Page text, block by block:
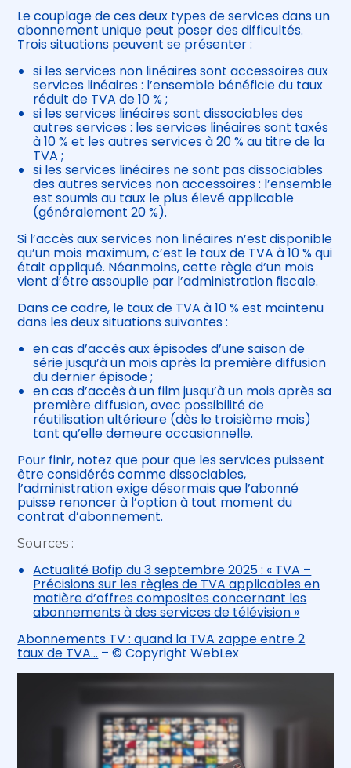
Le couplage de ces deux types de services dans un
abonnement unique peut poser des difficultés.
Trois situations peuvent se présenter :
si les services non linéaires sont accessoires aux
services linéaires : l’ensemble bénéficie du taux
réduit de TVA de 10 % ;
si les services linéaires sont dissociables des
autres services : les services linéaires sont taxés
à 10 % et les autres services à 20 % au titre de la
TVA ;
si les services linéaires ne sont pas dissociables
des autres services non accessoires : l’ensemble
est soumis au taux le plus élevé applicable
(généralement 20 %).
Si l’accès aux services non linéaires n’est disponible
qu’un mois maximum, c’est le taux de TVA à 10 % qui
était appliqué. Néanmoins, cette règle d’un mois
vient d’être assouplie par l’administration fiscale.
Dans ce cadre, le taux de TVA à 10 % est maintenu
dans les deux situations suivantes :
en cas d’accès aux épisodes d’une saison de
série jusqu’à un mois après la première diffusion
du dernier épisode ;
en cas d’accès à un film jusqu’à un mois après sa
première diffusion, avec possibilité de
réutilisation ultérieure (dès le troisième mois)
tant qu’elle demeure occasionnelle.
Pour finir, notez que pour que les services puissent
être considérés comme dissociables,
l’administration exige désormais que l’abonné
puisse renoncer à l’option à tout moment du
contrat d’abonnement.
Sources :
Actualité Bofip du 3 septembre 2025 : « TVA –
Précisions sur les règles de TVA applicables en
matière d’offres composites concernant les
abonnements à des services de télévision »
Abonnements TV : quand la TVA zappe entre 2
taux de TVA… – © Copyright WebLex